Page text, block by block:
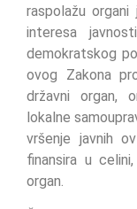
raspolažu
interesa
demokratskog
ovog Zakona
državni organ,
lokalne
vršenje javnih
finansira u
organ.